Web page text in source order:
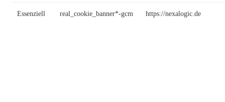
Essenziell real_cookie_banner*-gcm https://nexalogic.de